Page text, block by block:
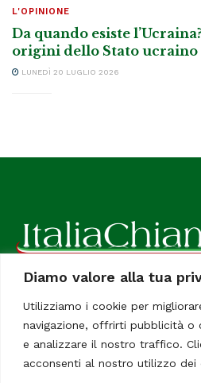
Diamo valore alla tua
Utilizziamo i cookie per
navigazione, offrirti pubblicità o
e analizzare il nostro traffico.
acconsenti al nostro utilizzo dei
L'OPINIONE
Da quando esiste
origini dello Stato ucraino
LUNEDÌ 20 LUGLIO 2026
ItaliaChiamaItalia, il TUO
Dedicato in particolare a tutti gli
Tutti i diritti sono riservati.